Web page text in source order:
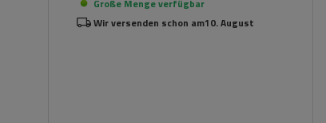
Große Menge verfügbar
Wir versenden schon am10. August